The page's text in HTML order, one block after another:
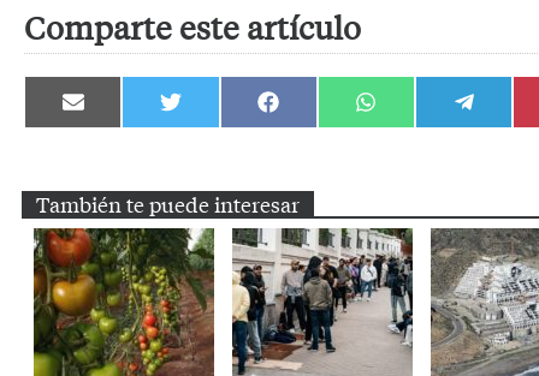
Comparte este artículo
Compartir
en
Compartir
en
Compartir
en
Compartir
en
Compartir
en
También te puede interesar